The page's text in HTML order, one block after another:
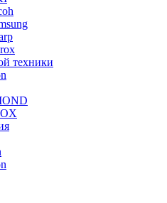
техники